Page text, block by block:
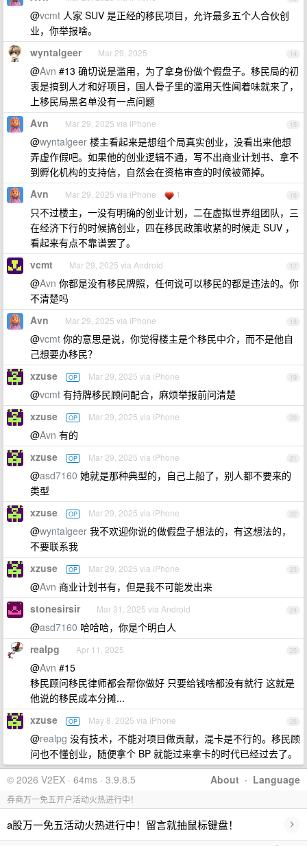
@vcmt 人家 SUV 是正经的移民项目，允许最多五个人合伙创
业，你举报啥。
14
wyntalgeer Mar 29, 2025
@Avn #13 确切说是滥用，为了拿身份做个假盘子。移民局的初
衷是搞到人才和好项目，国人骨子里的滥用天性闻着味就来了，
上移民局黑名单没有一点问题
15
Avn Mar 29, 2025 via iPhone
@wyntalgeer 楼主看起来是想组个局真实创业，没看出来他想
弄虚作假吧。如果他的创业逻辑不通，写不出商业计划书、拿不
到孵化机构的支持信，自然会在资格审查的时候被筛掉。
16
Avn Mar 29, 2025 via iPhone 1
只不过楼主，一没有明确的创业计划，二在虚拟世界组团队，三
在经济下行的时候搞创业，四在移民政策收紧的时候走 SUV ，
看起来有点不靠谱罢了。
17
vcmt Mar 29, 2025 via Android
@Avn 你都是没有移民牌照，任何说可以移民的都是违法的。你
不清楚吗
18
Avn Mar 29, 2025 via iPhone
@vcmt 你的意思是说，你觉得楼主是个移民中介，而不是他自
己想要办移民？
19
xzuse OP Mar 29, 2025 via iPhone
@vcmt 有持牌移民顾问配合，麻烦举报前问清楚
20
xzuse OP Mar 29, 2025 via iPhone
@Avn 有的
21
xzuse OP Mar 29, 2025 via iPhone
@asd7160 她就是那种典型的，自己上船了，别人都不要来的
类型
22
xzuse OP Mar 29, 2025 via iPhone
@wyntalgeer 我不欢迎你说的做假盘子想法的，有这想法的，
不要联系我
23
xzuse OP Mar 29, 2025 via iPhone
@Avn 商业计划书有，但是我不可能发出来
24
stonesirsir Mar 31, 2025 via Android
@asd7160 哈哈哈，你是个明白人
25
realpg Apr 11, 2025
@Avn #15
移民顾问移民律师都会帮你做好 只要给钱啥都没有就行 这就是
他说的移民成本分摊...
26
xzuse OP May 8, 2025 via iPhone
@realpg 没有技术，不能对项目做贡献，混卡是不行的。移民顾
问也不懂创业，随便拿个 BP 就能过来拿卡的时代已经过去了。
About · Language
© 2026 V2EX · 64ms · 3.9.8.5
券商万一免五开户活动火热进行中！
a股万一免五活动火热进行中！留言就抽鼠标键盘！ ›